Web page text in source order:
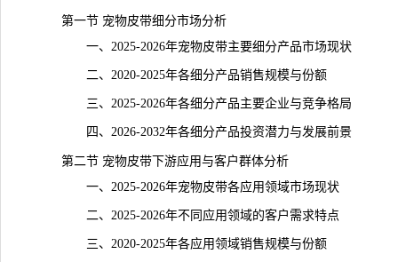
第一节 宠物皮带细分市场分析
一、2025-2026年宠物皮带主要细分产品市场现状
二、2020-2025年各细分产品销售规模与份额
三、2025-2026年各细分产品主要企业与竞争格局
四、2026-2032年各细分产品投资潜力与发展前景
第二节 宠物皮带下游应用与客户群体分析
一、2025-2026年宠物皮带各应用领域市场现状
二、2025-2026年不同应用领域的客户需求特点
三、2020-2025年各应用领域销售规模与份额